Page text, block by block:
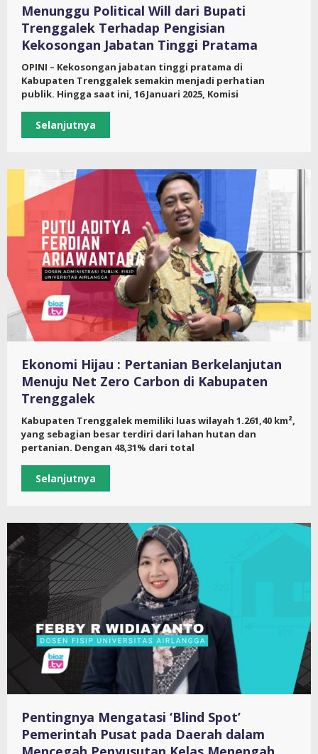
Menunggu Political Will dari Bupati
Trenggalek Terhadap Pengisian
Kekosongan Jabatan Tinggi Pratama
OPINI – Kekosongan jabatan tinggi pratama di
Kabupaten Trenggalek semakin menjadi perhatian
publik. Hingga saat ini, 16 Januari 2025, Komisi
Selanjutnya
Ekonomi Hijau : Pertanian Berkelanjutan
Menuju Net Zero Carbon di Kabupaten
Trenggalek
Kabupaten Trenggalek memiliki luas wilayah 1.261,40 km²,
yang sebagian besar terdiri dari lahan hutan dan
pertanian. Dengan 48,31% dari total
Selanjutnya
Pentingnya Mengatasi ‘Blind Spot’
Pemerintah Pusat pada Daerah dalam